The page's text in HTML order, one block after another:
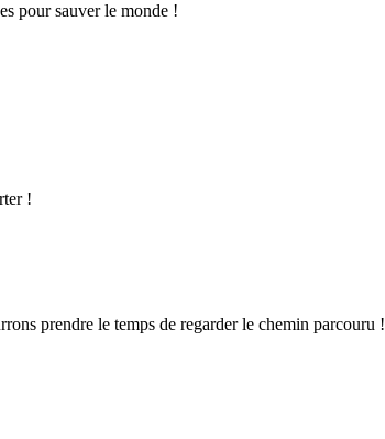
pour sauver le monde !
!
prendre le temps de regarder le chemin parcouru !